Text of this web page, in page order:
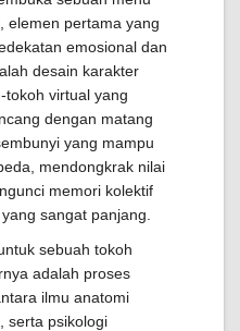
elemen pertama yang
emosional dan
desain karakter
tokoh virtual yang
dengan matang
yang mampu
mendongkrak nilai
memori kolektif
sangat panjang.
sebuah tokoh
adalah proses
ilmu anatomi
serta psikologi